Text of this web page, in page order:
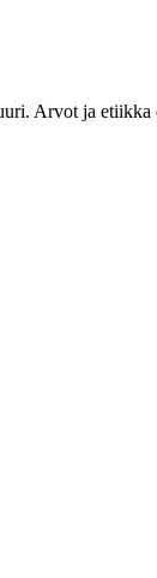
Arvot ja etiikka